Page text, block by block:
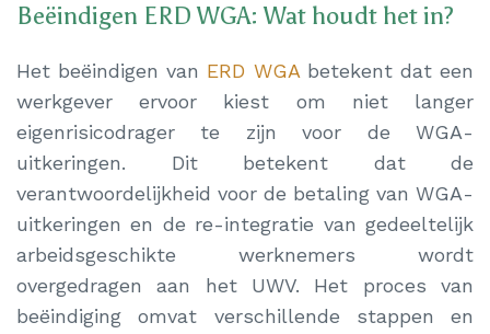
Beëindigen ERD WGA: Wat houdt het in?
Het beëindigen van ERD WGAbetekent dat een
werkgever ervoor kiest om niet langer
eigenrisicodrager te zijn voor de WGA-
uitkeringen. Dit betekent dat de
verantwoordelijkheid voor de betaling van WGA-
uitkeringen en de re-integratie van gedeeltelijk
arbeidsgeschikte werknemers wordt
overgedragen aan het UWV. Het proces van
beëindiging omvat verschillende stappen en